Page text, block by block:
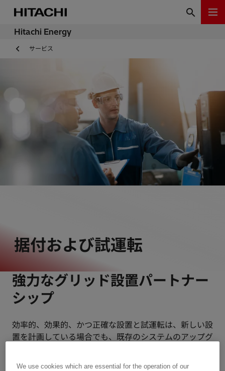
Hitachi Energy
サービス
据付および試運転
強力なグリッド設置パートナー
シップ
効率的、効果的、かつ正確な設置と試運転は、新しい設
置を計画している場合でも、既存のシステムのアップグ
We use cookies which are essential for the operation of our